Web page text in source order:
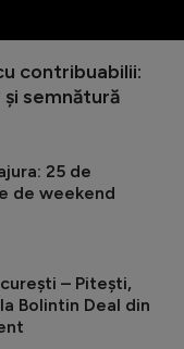
contribuabilii:
semnătură
25 de
de weekend
– Pitești,
Bolintin Deal din